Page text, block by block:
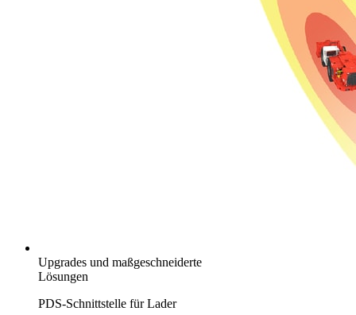
Upgrades und maßgeschneiderte
Lösungen
PDS-Schnittstelle für Lader